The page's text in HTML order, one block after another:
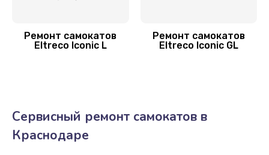
Заказать
Ремонт самокатов
Eltreco Iconic L
Ремонт самокатов
Eltreco Iconic GL
Сервисный ремонт самокатов в
Краснодаре